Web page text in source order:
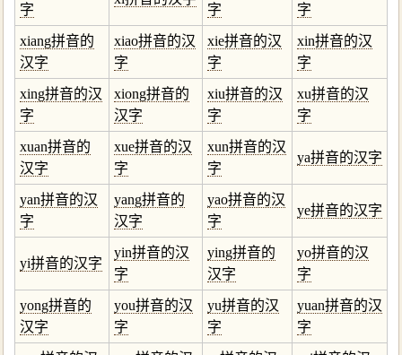
字
字
字
xiang拼音的
汉字
xiao拼音的汉
字
xie拼音的汉
字
xin拼音的汉
字
xing拼音的汉
字
xiong拼音的
汉字
xiu拼音的汉
字
xu拼音的汉
字
xuan拼音的
汉字
xue拼音的汉
字
xun拼音的汉
字
ya拼音的汉字
yan拼音的汉
字
yang拼音的
汉字
yao拼音的汉
字
ye拼音的汉字
yi拼音的汉字
yin拼音的汉
字
ying拼音的
汉字
yo拼音的汉
字
yong拼音的
汉字
you拼音的汉
字
yu拼音的汉
字
yuan拼音的汉
字